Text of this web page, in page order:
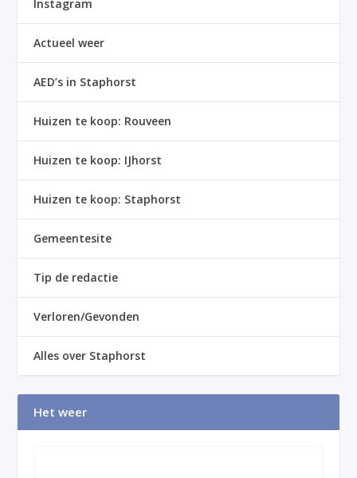
Instagram
Actueel weer
AED’s in Staphorst
Huizen te koop: Rouveen
Huizen te koop: IJhorst
Huizen te koop: Staphorst
Gemeentesite
Tip de redactie
Verloren/Gevonden
Alles over Staphorst
Het weer